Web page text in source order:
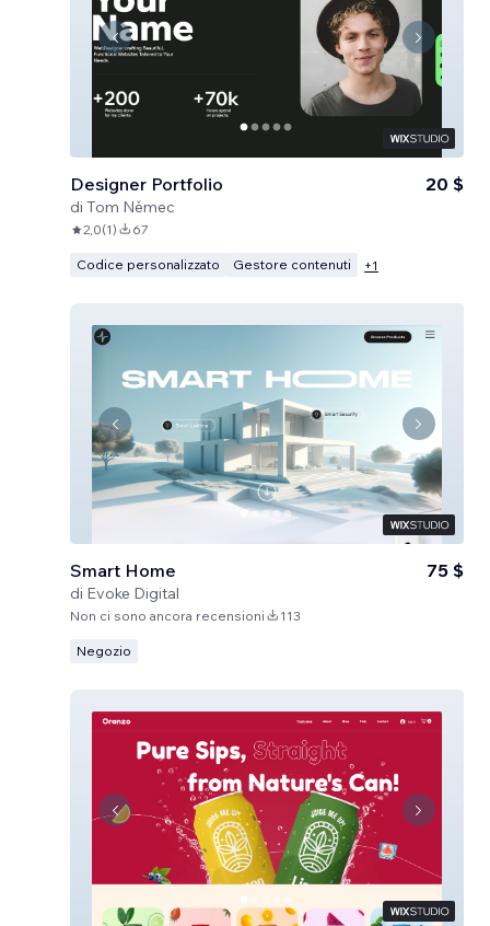
Designer Portfolio
di Tom Němec
20 $
2,0(1) 67
Codice personalizzato Gestore contenuti +1
Smart Home
di Evoke Digital
75 $
Non ci sono ancora recensioni 113
Negozio